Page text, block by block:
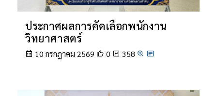
ประกาศผลการคัดเลือกพนักงาน
วิทยาศาสตร์
10 กรกฎาคม 2569 0 358